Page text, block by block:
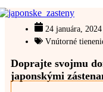
24 januára, 2024
Vnútorné
Doprajte svojmu
japonskými